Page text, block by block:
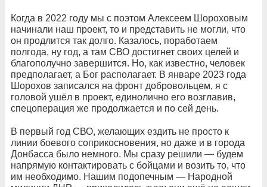
Когда в 2022 году мы с поэтом Алексеем Шороховым
начинали наш проект, то и представить не могли, что
он продлится так долго. Казалось, поработаем
полгода, ну год, а там СВО достигнет своих целей и
благополучно завершится. Но, как известно, человек
предполагает, а Бог располагает. В январе 2023 года
Шорохов записался на фронт добровольцем, я с
головой ушёл в проект, единолично его возглавив,
спецоперация же продолжается и по сей день.
В первый год СВО, желающих ездить не просто к
линии боевого соприкосновения, но даже и в города
Донбасса было немного. Мы сразу решили — будем
напрямую контактировать с бойцами и возить то, что
им необходимо. Нашим подопечным — Народной